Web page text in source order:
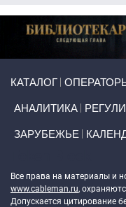
КАТАЛОГ
АНАЛИТИКА
ЗАРУБЕЖЬЕ
Все права на материалы и
www.cableman.ru,
Допускается цитирование